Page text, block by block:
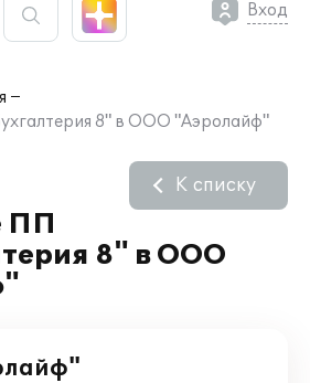
Вход
8" в ООО "Аэролайф"
ПП
8" в ООО
К списку